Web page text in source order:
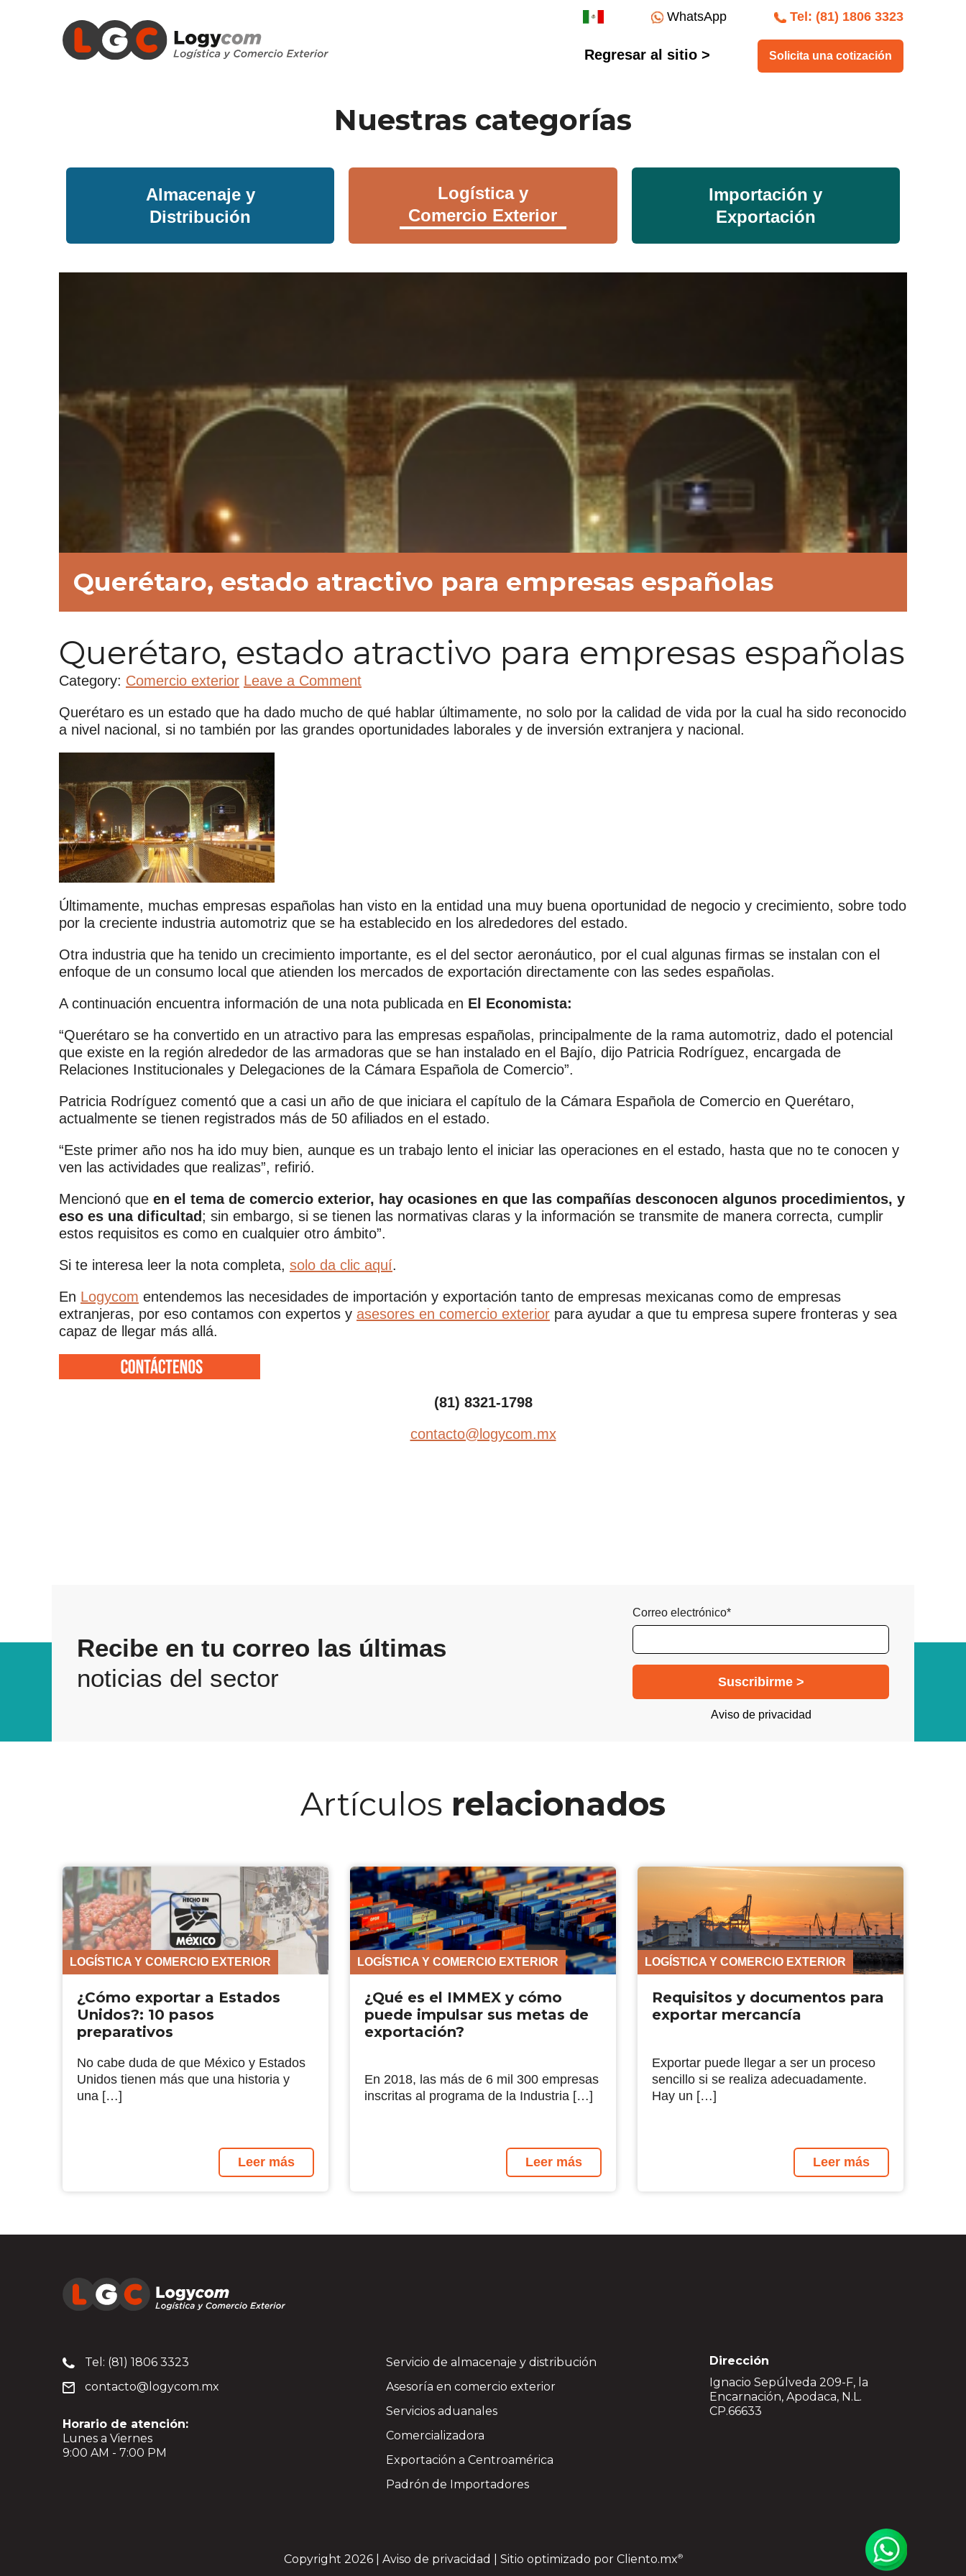
WhatsApp Tel: (81) 1806 3323
Regresar al sitio > Solicita una cotización
Nuestras categorías
Almacenaje y
Distribución
Logística y
Comercio Exterior
Importación y
Exportación
Querétaro, estado atractivo para empresas españolas
Querétaro, estado atractivo para empresas españolas
Category: Comercio exterior Leave a Comment
Querétaro es un estado que ha dado mucho de qué hablar últimamente, no solo por la calidad de vida por la cual ha sido reconocido
a nivel nacional, si no también por las grandes oportunidades laborales y de inversión extranjera y nacional.
Últimamente, muchas empresas españolas han visto en la entidad una muy buena oportunidad de negocio y crecimiento, sobre todo
por la creciente industria automotriz que se ha establecido en los alrededores del estado.
Otra industria que ha tenido un crecimiento importante, es el del sector aeronáutico, por el cual algunas firmas se instalan con el
enfoque de un consumo local que atienden los mercados de exportación directamente con las sedes españolas.
A continuación encuentra información de una nota publicada en El Economista:
“Querétaro se ha convertido en un atractivo para las empresas españolas, principalmente de la rama automotriz, dado el potencial
que existe en la región alrededor de las armadoras que se han instalado en el Bajío, dijo Patricia Rodríguez, encargada de
Relaciones Institucionales y Delegaciones de la Cámara Española de Comercio”.
Patricia Rodríguez comentó que a casi un año de que iniciara el capítulo de la Cámara Española de Comercio en Querétaro,
actualmente se tienen registrados más de 50 afiliados en el estado.
“Este primer año nos ha ido muy bien, aunque es un trabajo lento el iniciar las operaciones en el estado, hasta que no te conocen y
ven las actividades que realizas”, refirió.
Mencionó que en el tema de comercio exterior, hay ocasiones en que las compañías desconocen algunos procedimientos, y
eso es una dificultad ; sin embargo, si se tienen las normativas claras y la información se transmite de manera correcta, cumplir
estos requisitos es como en cualquier otro ámbito”.
Si te interesa leer la nota completa, solo da clic aquí.
En Logycom entendemos las necesidades de importación y exportación tanto de empresas mexicanas como de empresas
extranjeras, por eso contamos con expertos y asesores en comercio exterior para ayudar a que tu empresa supere fronteras y sea
capaz de llegar más allá.
(81) 8321-1798
contacto@logycom.mx
Recibe en tu correo las últimas
noticias del sector
Correo electrónico*
Aviso de privacidad
Artículos relacionados
LOGÍSTICA Y COMERCIO EXTERIOR
¿Cómo exportar a Estados
Unidos?: 10 pasos
preparativos
No cabe duda de que México y Estados
Unidos tienen más que una historia y
una […]
Leer más
LOGÍSTICA Y COMERCIO EXTERIOR
¿Qué es el IMMEX y cómo
puede impulsar sus metas de
exportación?
En 2018, las más de 6 mil 300 empresas
inscritas al programa de la Industria […]
Leer más
LOGÍSTICA Y COMERCIO EXTERIOR
Requisitos y documentos para
exportar mercancía
Exportar puede llegar a ser un proceso
sencillo si se realiza adecuadamente.
Hay un […]
Leer más
Tel: (81) 1806 3323
contacto@logycom.mx
Horario de atención:
Lunes a Viernes
9:00 AM - 7:00 PM
Servicio de almacenaje y distribución
Asesoría en comercio exterior
Servicios aduanales
Comercializadora
Exportación a Centroamérica
Padrón de Importadores
Dirección
Ignacio Sepúlveda 209-F, la
Encarnación, Apodaca, N.L.
CP.66633
Copyright 2026 | Aviso de privacidad | Sitio optimizado por Cliento.mx®